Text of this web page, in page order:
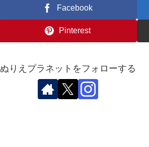
Facebook
Pinterest
ぬりえプラネットをフォローする